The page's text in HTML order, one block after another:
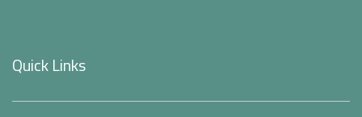
Quick Links